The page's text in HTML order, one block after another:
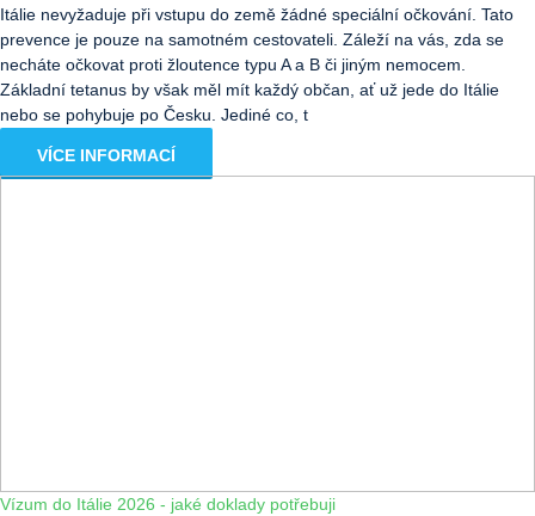
Itálie nevyžaduje při vstupu do země žádné speciální očkování. Tato
prevence je pouze na samotném cestovateli. Záleží na vás, zda se
necháte očkovat proti žloutence typu A a B či jiným nemocem.
Základní tetanus by však měl mít každý občan, ať už jede do Itálie
nebo se pohybuje po Česku. Jediné co, t
VÍCE INFORMACÍ
Vízum do Itálie 2026 - jaké doklady potřebuji